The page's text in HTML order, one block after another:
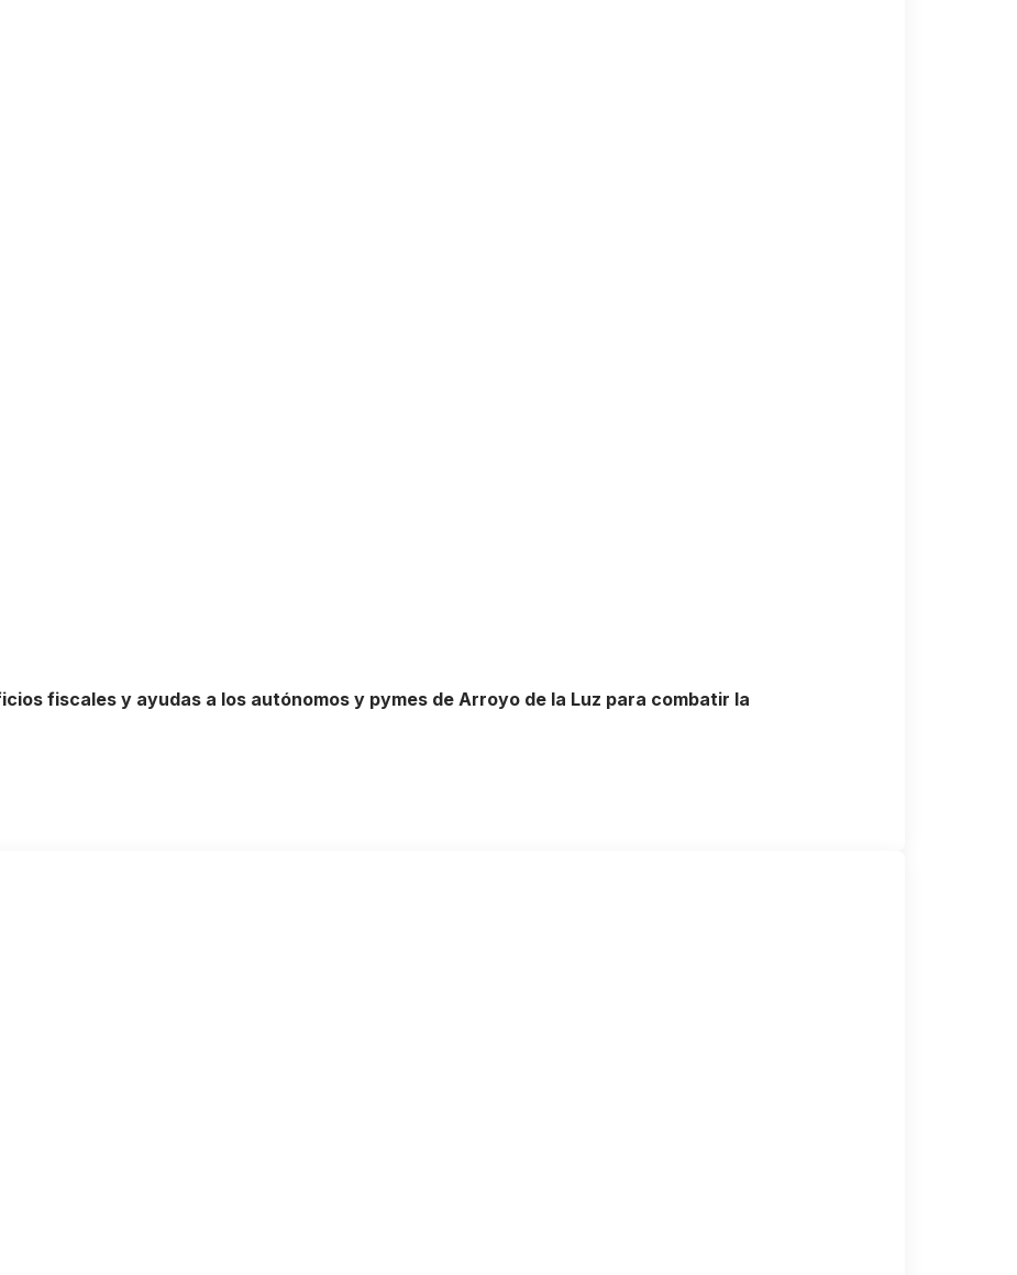
fiscales y ayudas a los autónomos y pymes de Arroyo de la Luz para combatir la